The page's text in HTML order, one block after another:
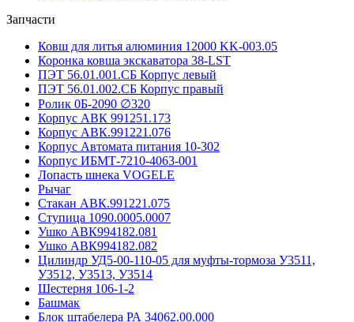
Запчасти
Ковш для литья алюминия 12000 KK-003.05
Коронка ковша экскаватора 38-LST
ПЭТ 56.01.001.СБ Корпус левый
ПЭТ 56.01.002.СБ Корпус правый
Ролик 0Б-2090 ∅320
Корпус АВК 991251.173
Корпус АВК.991221.076
Корпус Автомата питания 10-302
Корпус ИБМТ-7210-4063-001
Лопасть шнека VOGELE
Рычаг
Стакан АВК.991221.075
Ступица 1090.0005.0007
Ушко АВК994182.081
Ушко АВК994182.082
Цилиндр УД5-00-110-05 для муфты-тормоза У3511,
У3512, У3513, У3514
Шестерня 106-1-2
Башмак
Блок штабелера РА 34062.00.000